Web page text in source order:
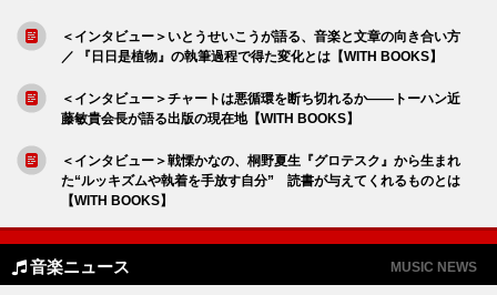
＜インタビュー＞いとうせいこうが語る、音楽と文章の向き合い方
／ 『日日是植物』の執筆過程で得た変化とは【WITH BOOKS】
＜インタビュー＞チャートは悪循環を断ち切れるか――トーハン近
藤敏貴会長が語る出版の現在地【WITH BOOKS】
＜インタビュー＞戦慄かなの、桐野夏生『グロテスク』から生まれ
た“ルッキズムや執着を手放す自分” 読書が与えてくれるものとは
【WITH BOOKS】
音楽ニュース MUSIC NEWS